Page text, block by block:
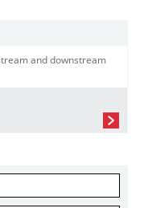
and downstream